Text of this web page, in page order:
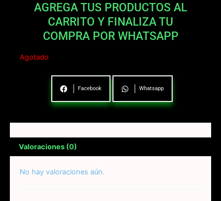
AGREGA TUS PRODUCTOS AL
CARRITO Y FINALIZA TU
COMPRA POR WHATSAPP
Agotado
Facebook Whatsapp
Valoraciones (0)
No hay valoraciones aún.